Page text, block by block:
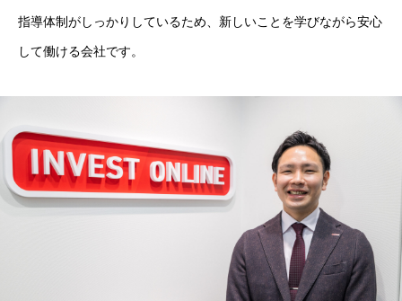
指導体制がしっかりしているため、新しいことを学びながら安心
して働ける会社です。